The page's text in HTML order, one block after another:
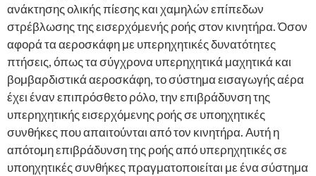
ανάκτησης ολικής πίεσης και χαμηλών επίπεδων
στρέβλωσης της εισερχόμενής ροής στον κινητήρα. Όσον
αφορά τα αεροσκάφη με υπερηχητικές δυνατότητες
πτήσεις, όπως τα σύγχρονα υπερηχητικά μαχητικά και
βομβαρδιστικά αεροσκάφη, το σύστημα εισαγωγής αέρα
έχει έναν επιπρόσθετο ρόλο, την επιβράδυνση της
υπερηχητικής εισερχόμενης ροής σε υποηχητικές
συνθήκες που απαιτούνται από τον κινητήρα. Αυτή η
απότομη επιβράδυνση της ροής από υπερηχητικές σε
υποηχητικές συνθήκες πραγματοποιείται με ένα σύστημα